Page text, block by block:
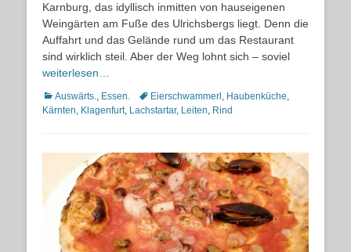
Karnburg, das idyllisch inmitten von hauseigenen
Weingärten am Fuße des Ulrichsbergs liegt. Denn die
Auffahrt und das Gelände rund um das Restaurant
sind wirklich steil. Aber der Weg lohnt sich – soviel
weiterlesen…
Kategorien
Auswärts., Essen. Schlagworte
Eierschwammerl , Haubenküche,
Kärnten, Klagenfurt, Lachstartar, Leiten, Rind